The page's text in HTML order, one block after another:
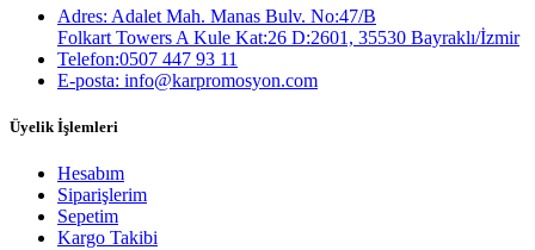
Adres: Adalet Mah. Manas Bulv. No:47/B
Folkart Towers A Kule Kat:26 D:2601, 35530 Bayraklı/İzmir
Telefon:0507 447 93 11
E-posta: info@karpromosyon.com
Üyelik İşlemleri
Hesabım
Siparişlerim
Sepetim
Kargo Takibi